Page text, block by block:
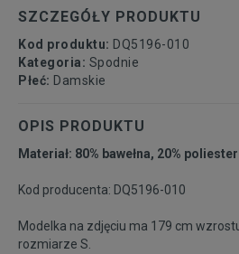
SZCZEGÓŁY PRODUKTU
Kod produktu: DQ5196-010
Kategoria: Spodnie
Płeć: Damskie
OPIS PRODUKTU
Materiał: 80% bawełna, 20% poliester
Kod producenta: DQ5196-010
Modelka na zdjęciu ma 179 cm
rozmiarze S.